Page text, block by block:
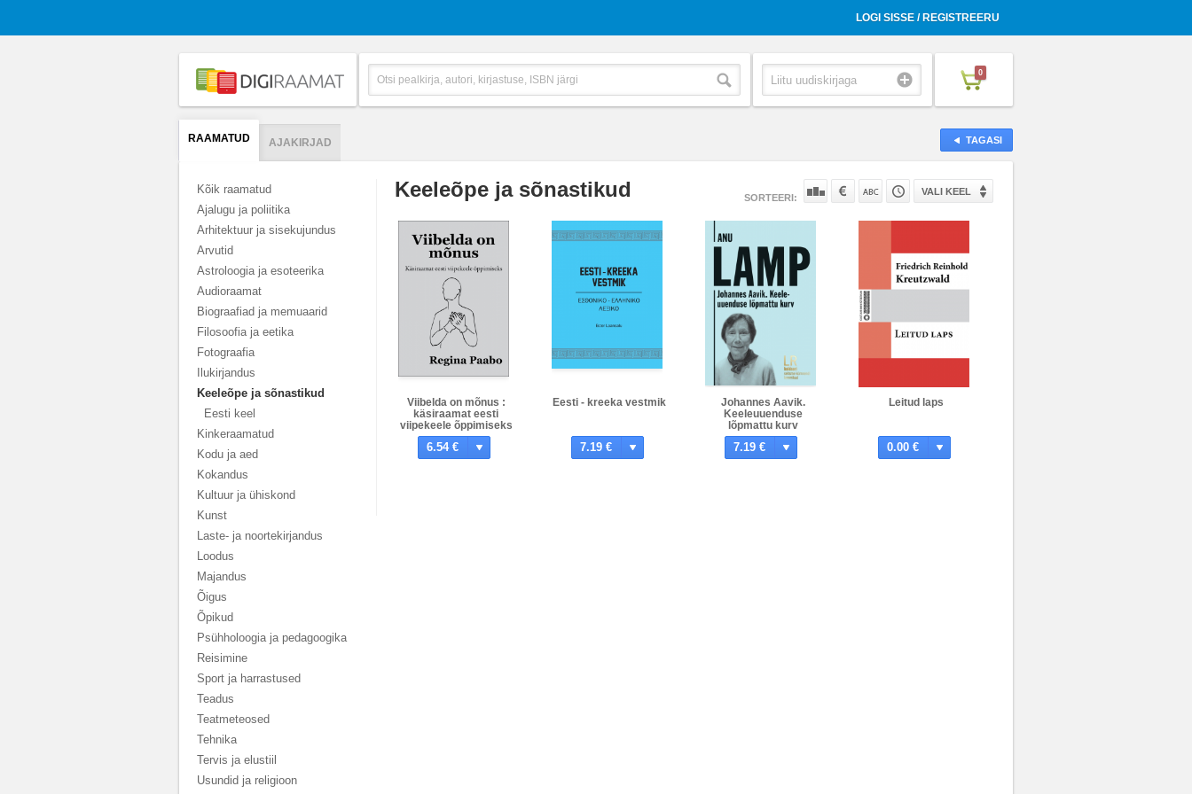
LOGI SISSE / REGISTREERU
0
TAGASI
RAAMATUD AJAKIRJAD
Kõik raamatud
Ajalugu ja poliitika
Arhitektuur ja sisekujundus
Arvutid
Astroloogia ja esoteerika
Audioraamat
Biograafiad ja memuaarid
Filosoofia ja eetika
Fotograafia
Ilukirjandus
Keeleõpe ja sõnastikud
Eesti keel
Kinkeraamatud
Kodu ja aed
Kokandus
Kultuur ja ühiskond
Kunst
Laste- ja noortekirjandus
Loodus
Majandus
Õigus
Õpikud
Psühholoogia ja pedagoogika
Reisimine
Sport ja harrastused
Teadus
Teatmeteosed
Tehnika
Tervis ja elustiil
Usundid ja religioon
Keeleõpe ja sõnastikud SORTEERI:
VALI KEEL
Viibelda on mõnus :
käsiraamat eesti
viipekeele õppimiseks
6.54 €
Eesti - kreeka vestmik
7.19 €
Johannes Aavik.
Keeleuuenduse
lõpmattu kurv
7.19 €
Leitud laps
0.00 €